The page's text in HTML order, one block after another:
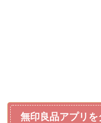
無印良品アプリを